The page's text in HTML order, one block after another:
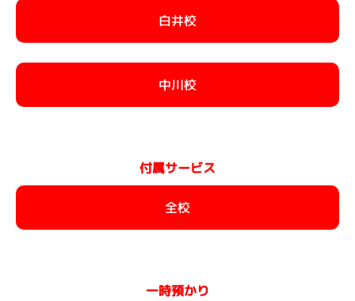
白井校
中川校
付属サービス
全校
一時預かり